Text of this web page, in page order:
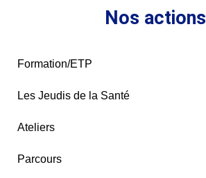
Nos actions
Formation/ETP
Les Jeudis de la Santé
Ateliers
Parcours